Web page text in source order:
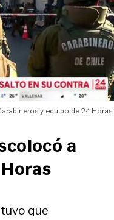
y equipo de 24 Horas.
a
tuvo que